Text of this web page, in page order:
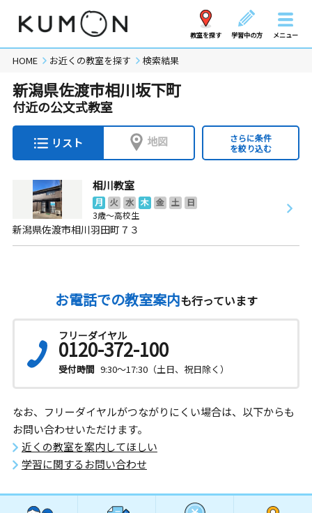
教室を探す 学習中の方 メニュー
HOME お近くの教室を探す 検索結果
新潟県佐渡市相川坂下町
付近の公文式教室
リスト 地図
さらに条件
を絞り込む
相川教室
月 火 水 木 金 土
日
3歳～高校生
新潟県佐渡市相川羽田町７３
お電話での教室案内も行っています
フリーダイヤル
0120-372-100
受付時間 9:30～17:30（土日、祝日除く）
なお、フリーダイヤルがつながりにくい場合は、以下からも
お問い合わせいただけます。
近くの教室を案内してほしい
学習に関するお問い合わせ